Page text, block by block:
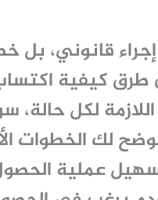
قانوني، بل
طرق كيفية
لكل حالة،
لك الخطوات
عملية